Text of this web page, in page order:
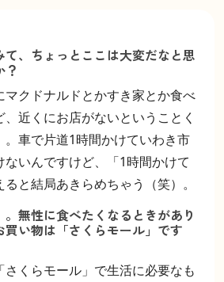
、ちょっとここは大変だなと思
？
マクドナルドとかすき家とか食べ
近くにお店がないということく
。車で片道1時間かけていわき市
ないんですけど、「1時間かけて
と結局あきらめちゃう（笑）。
無性に食べたくなるときがあり
買い物は「さくらモール」です
くらモール」で生活に必要なも